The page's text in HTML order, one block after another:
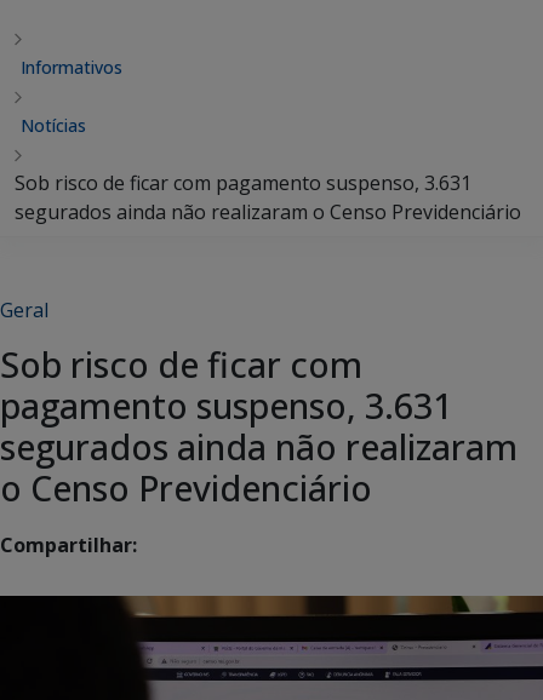
Informativos
Notícias
Sob risco de ficar com pagamento suspenso, 3.631
segurados ainda não realizaram o Censo Previdenciário
Geral
Sob risco de ficar com
pagamento suspenso, 3.631
segurados ainda não realizaram
o Censo Previdenciário
Compartilhar: